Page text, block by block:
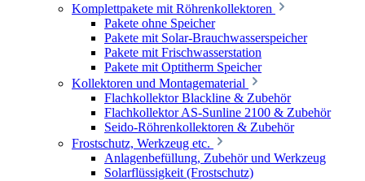
Komplettpakete mit Röhrenkollektoren
Pakete ohne Speicher
Pakete mit Solar-Brauchwasserspeicher
Pakete mit Frischwasserstation
Pakete mit Optitherm Speicher
Kollektoren und Montagematerial
Flachkollektor Blackline & Zubehör
Flachkollektor AS-Sunline 2100 & Zubehör
Seido-Röhrenkollektoren & Zubehör
Frostschutz, Werkzeug etc.
Anlagenbefüllung, Zubehör und Werkzeug
Solarflüssigkeit (Frostschutz)